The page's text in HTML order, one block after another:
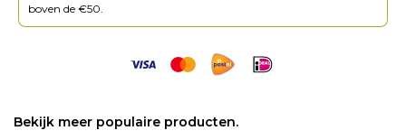
boven de €50.
Bekijk meer populaire producten.